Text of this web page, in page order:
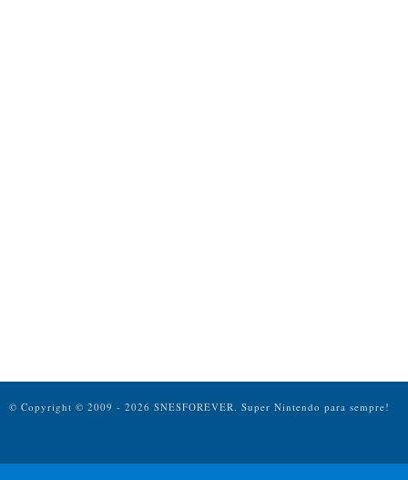
© Copyright © 2009 - 2026 SNESFOREVER. Super Nintendo para sempre!